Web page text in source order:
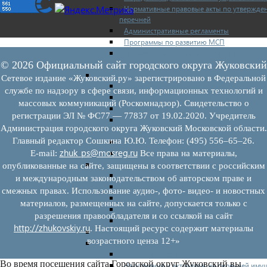
Нормативные правовые акты по
перечней
Административные регламенты
Программы по развитию МСП
мерам поддержки субъектов МСП
Имущество для бизнеса
Перечень имущества для МСП
Паспорта объектов, включенных в
Информация о льготах
Сведения о коммерческой недвижимости,
предлагаемой бизнесу
Сведения о проводимых торгах
Инвестиционная карта Московской
Коллегиальный орган
Регламентирующие документы
График заседаний
Протоколы заседаний
Отчеты о деятельности коллегиального
Иные документы
Материалы Корпорации МСП
Вопрос-ответ
Наполнение и актуализация перечней
© 2026 Официальный сайт городского округа Жуковский
Сетевое издание «Жуковский.ру» зарегистрировано в Федеральной
службе по надзору в сфере связи, информационных технологий и
массовых коммуникаций (Роскомнадзор). Свидетельство о
регистрации ЭЛ № ФС77 — 77837 от 19.02.2020. Учредитель
Администрация городского округа Жуковский Московской области.
Главный редактор Сошкина Ю.Ю. Телефон: (495) 556–65–26.
E‑mail: zhuk_ps@mosreg.ruВсе права на материалы,
опубликованные на сайте, защищены в соответствии с российским
и международным законодательством об авторском праве и
смежных правах. Использование аудио-, фото- видео- и новостных
материалов, размещенных на сайте, допускается только с
разрешения правообладателя и со ссылкой на сайт
http://zhukovskiy.ru. Настоящий ресурс содержит материалы
возрастного ценза 12+»
Во время посещения сайта Городской округ Жуковский вы